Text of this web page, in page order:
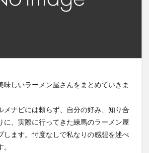
味しいラーメン屋さんをまとめていきま
メナビには頼らず、自分の好み、知り合
に、実際に行ってきた練馬のラーメン屋
します。忖度なしで私なりの感想を述べ